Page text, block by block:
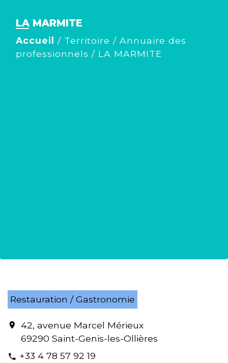
LA MARMITE
Accueil / Territoire / Annuaire des
professionnels / LA MARMITE
Restauration / Gastronomie
location_on
42, avenue Marcel Mérieux
69290 Saint-Genis-les-Ollières
phone +33 4 78 57 92 19